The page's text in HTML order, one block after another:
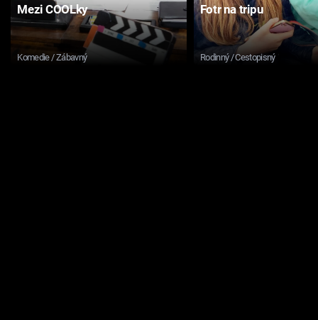
Mezi COOLky
Komedie / Zábavný
Fotr na tripu
Rodinný / Cestopisný